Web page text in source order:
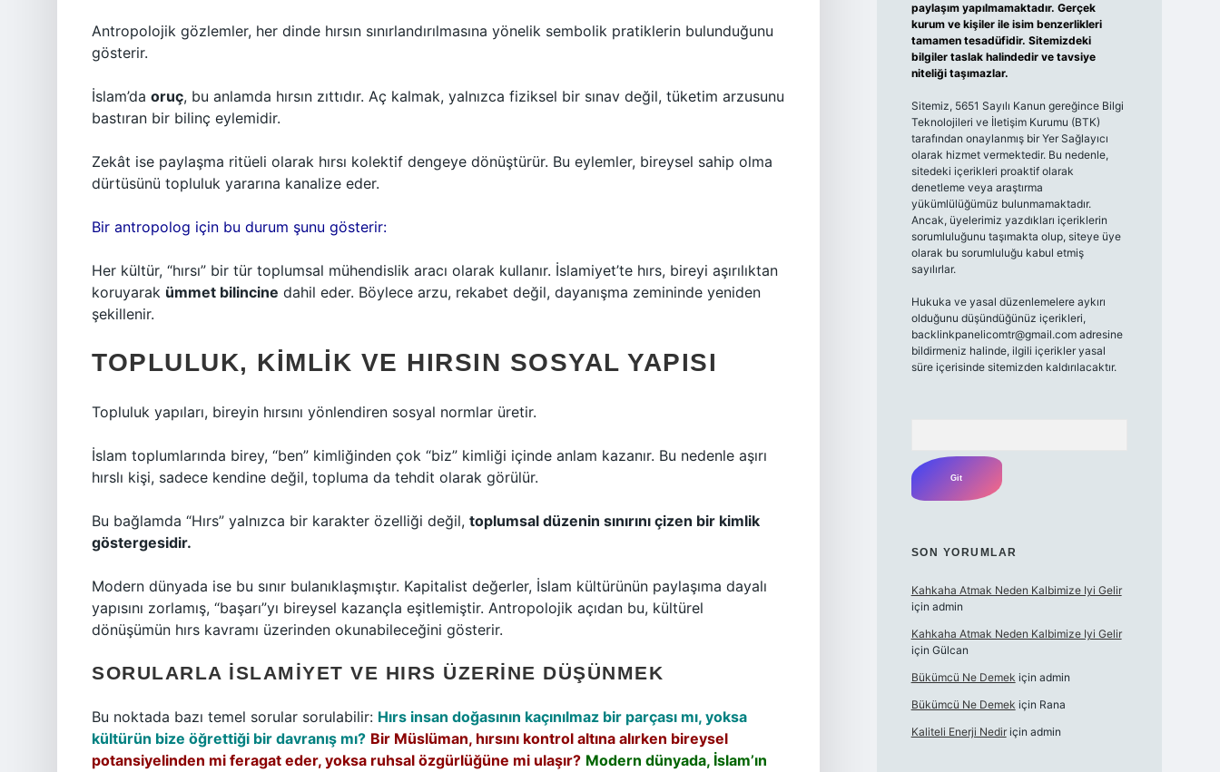
Antropolojik gözlemler, her dinde hırsın sınırlandırılmasına yönelik sembolik pratiklerin bulunduğunu
gösterir.
İslam’da oruç, bu anlamda hırsın zıttıdır. Aç kalmak, yalnızca fiziksel bir sınav değil, tüketim arzusunu
bastıran bir bilinç eylemidir.
Zekât ise paylaşma ritüeli olarak hırsı kolektif dengeye dönüştürür. Bu eylemler, bireysel sahip olma
dürtüsünü topluluk yararına kanalize eder.
Bir antropolog için bu durum şunu gösterir:
Her kültür, “hırsı” bir tür toplumsal mühendislik aracı olarak kullanır. İslamiyet’te hırs, bireyi aşırılıktan
koruyarak ümmet bilincine dahil eder. Böylece arzu, rekabet değil, dayanışma zemininde yeniden
şekillenir.
TOPLULUK, KIMLIK VE HIRSIN SOSYAL YAPISI
Topluluk yapıları, bireyin hırsını yönlendiren sosyal normlar üretir.
İslam toplumlarında birey, “ben” kimliğinden çok “biz” kimliği içinde anlam kazanır. Bu nedenle aşırı
hırslı kişi, sadece kendine değil, topluma da tehdit olarak görülür.
Bu bağlamda “Hırs” yalnızca bir karakter özelliği değil, toplumsal düzenin sınırını çizen bir kimlik
göstergesidir.
Modern dünyada ise bu sınır bulanıklaşmıştır. Kapitalist değerler, İslam kültürünün paylaşıma dayalı
yapısını zorlamış, “başarı”yı bireysel kazançla eşitlemiştir. Antropolojik açıdan bu, kültürel
dönüşümün hırs kavramı üzerinden okunabileceğini gösterir.
SORULARLA İSLAMIYET VE HIRS ÜZERINE DÜŞÜNMEK
Bu noktada bazı temel sorular sorulabilir: Hırs insan doğasının kaçınılmaz bir parçası mı, yoksa
kültürün bize öğrettiği bir davranış mı? Bir Müslüman, hırsını kontrol altına alırken bireysel
potansiyelinden mi feragat eder, yoksa ruhsal özgürlüğüne mi ulaşır? Modern dünyada, İslam’ın
paylaşım yapılmamaktadır. Gerçek
kurum ve kişiler ile isim benzerlikleri
tamamen tesadüfidir. Sitemizdeki
bilgiler taslak halindedir ve tavsiye
niteliği taşımazlar.
Sitemiz, 5651 Sayılı Kanun gereğince Bilgi
Teknolojileri ve İletişim Kurumu (BTK)
tarafından onaylanmış bir Yer Sağlayıcı
olarak hizmet vermektedir. Bu nedenle,
sitedeki içerikleri proaktif olarak
denetleme veya araştırma
yükümlülüğümüz bulunmamaktadır.
Ancak, üyelerimiz yazdıkları içeriklerin
sorumluluğunu taşımakta olup, siteye üye
olarak bu sorumluluğu kabul etmiş
sayılırlar.
Hukuka ve yasal düzenlemelere aykırı
olduğunu düşündüğünüz içerikleri,
backlinkpanelicomtr@gmail.comadresine
bildirmeniz halinde, ilgili içerikler yasal
süre içerisinde sitemizden kaldırılacaktır.
SON YORUMLAR
Kahkaha Atmak Neden Kalbimize Iyi Gelir
için admin
Kahkaha Atmak Neden Kalbimize Iyi Gelir
için Gülcan
Bükümcü Ne Demek için admin
Bükümcü Ne Demek için Rana
Kaliteli Enerji Nediriçin admin